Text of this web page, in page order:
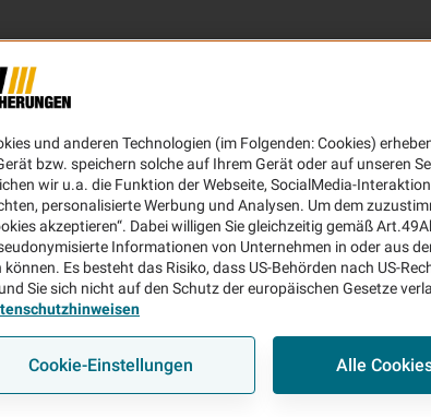
Kfz (8)
Stand 07/
Stand 10/
und anderen Technologien (im Folgenden: Cookies)
bzw. speichern solche auf Ihrem Gerät oder auf unseren
wir u.a. die Funktion der Webseite, SocialMedia-
personalisierte Werbung und Analysen. Um dem
akzeptieren“. Dabei willigen Sie gleichzeitig gemäß
Informationen von Unternehmen in oder aus
können. Es besteht das Risiko, dass US-Behörden nach US-
Sie sich nicht auf den Schutz der europäischen Gesetze
Cookie-Einstellungen Alle